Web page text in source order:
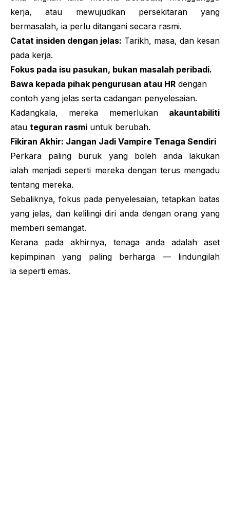
kerja, atau mewujudkan persekitaran yang
bermasalah, ia perlu ditangani secara rasmi.
Catat insiden dengan jelas: Tarikh, masa, dan kesan
pada kerja.
Fokus pada isu pasukan, bukan masalah peribadi.
Bawa kepada pihak pengurusan atau HR dengan
contoh yang jelas serta cadangan penyelesaian.
Kadangkala, mereka memerlukan akauntabiliti
atau teguran rasmi untuk berubah.
Fikiran Akhir: Jangan Jadi Vampire Tenaga Sendiri
Perkara paling buruk yang boleh anda lakukan
ialah menjadi seperti mereka dengan terus mengadu
tentang mereka.
Sebaliknya, fokus pada penyelesaian, tetapkan batas
yang jelas, dan kelilingi diri anda dengan orang yang
memberi semangat.
Kerana pada akhirnya, tenaga anda adalah aset
kepimpinan yang paling berharga — lindungilah
ia seperti emas.